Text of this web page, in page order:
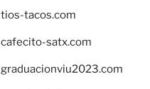
tios-tacos.com
cafecito-satx.com
graduacionviu2023.com